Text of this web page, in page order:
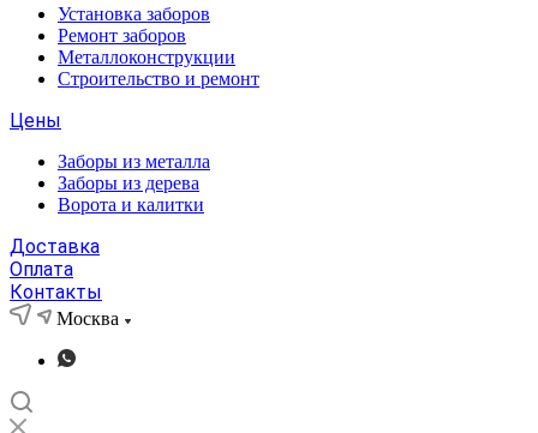
Установка заборов
Ремонт заборов
Металлоконструкции
Строительство и ремонт
Цены
Заборы из металла
Заборы из дерева
Ворота и калитки
Доставка
Оплата
Контакты
Москва